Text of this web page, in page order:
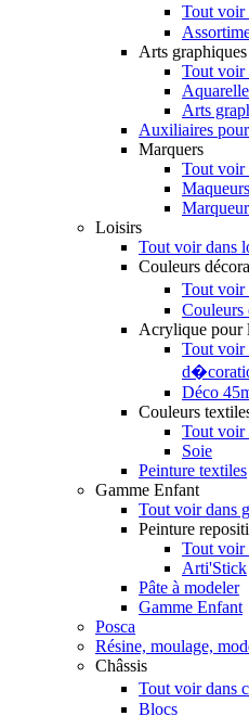
Tout
Arts graphiques
Tout voir
Aquarelle
Arts
Auxiliaires
Marquers
Tout voir
Loisirs
Tout voir dans
Couleurs
Tout voir
Couleurs
Acrylique pour
Tout voir
Déco
Couleurs
Tout voir
Soie
Peinture textiles
Gamme Enfant
Tout voir dans
Peinture
Tout voir
Arti'Stick
Pâte à modeler
Gamme Enfant
Posca
Résine, moulage,
Châssis
Tout voir dans
Blocs